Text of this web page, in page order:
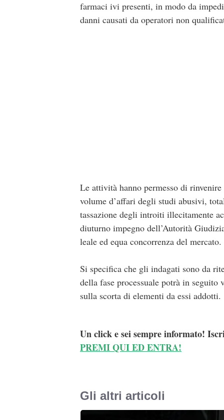
farmaci ivi presenti, in modo da
danni causati da operatori non
Le attività hanno permesso di
volume d’affari degli studi abusivi,
tassazione degli introiti illecitamente
diuturno impegno dell’Autorità
leale ed equa concorrenza del mercato.
Si specifica che gli indagati sono da
della fase processuale potrà in
sulla scorta di elementi da essi addotti.
Un click e sei sempre informato!
PREMI QUI ED ENTRA!
Gli altri articoli